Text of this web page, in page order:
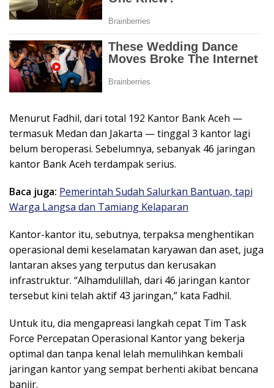
Menurut Fadhil, dari total 192 Kantor Bank Aceh —
termasuk Medan dan Jakarta — tinggal 3 kantor lagi
belum beroperasi. Sebelumnya, sebanyak 46 jaringan
kantor Bank Aceh terdampak serius.
Baca juga: Pemerintah Sudah Salurkan Bantuan, tapi
Warga Langsa dan Tamiang Kelaparan
Kantor-kantor itu, sebutnya, terpaksa menghentikan
operasional demi keselamatan karyawan dan aset, juga
lantaran akses yang terputus dan kerusakan
infrastruktur. “Alhamdulillah, dari 46 jaringan kantor
tersebut kini telah aktif 43 jaringan,” kata Fadhil.
Untuk itu, dia mengapreasi langkah cepat Tim Task
Force Percepatan Operasional Kantor yang bekerja
optimal dan tanpa kenal lelah memulihkan kembali
jaringan kantor yang sempat berhenti akibat bencana
banjir.